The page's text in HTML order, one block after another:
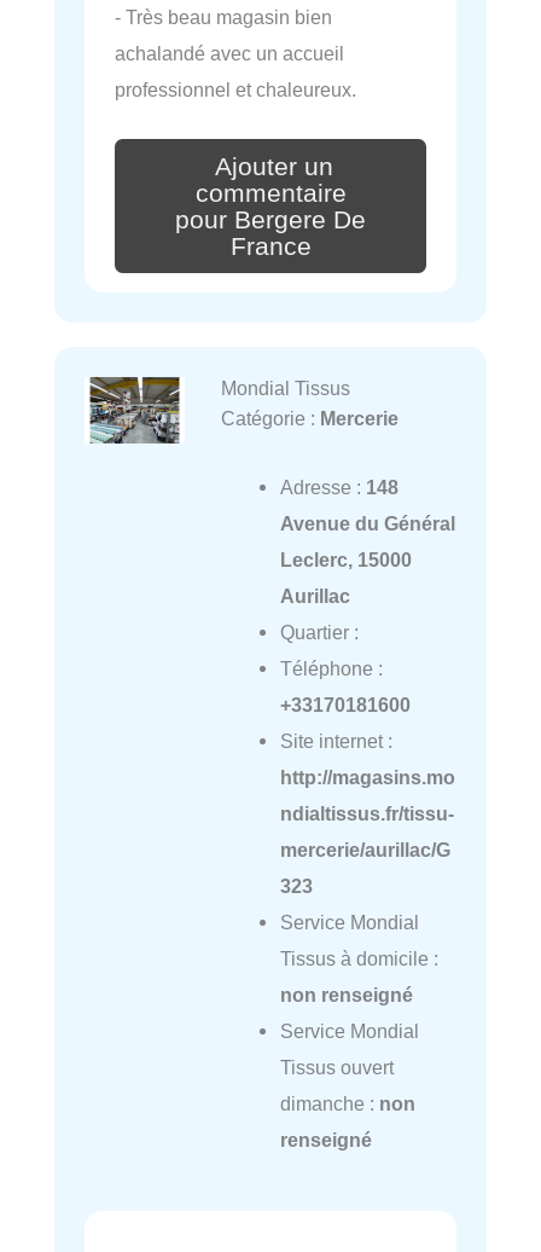
- Très beau magasin bien
achalandé avec un accueil
professionnel et chaleureux.
Ajouter un
commentaire
pour Bergere De
France
Mondial Tissus
Catégorie : Mercerie
Adresse : 148
Avenue du Général
Leclerc, 15000
Aurillac
Quartier :
Téléphone :
+33170181600
Site internet :
http://magasins.mo
ndialtissus.fr/tissu-
mercerie/aurillac/G
323
Service Mondial
Tissus à domicile :
non renseigné
Service Mondial
Tissus ouvert
dimanche : non
renseigné